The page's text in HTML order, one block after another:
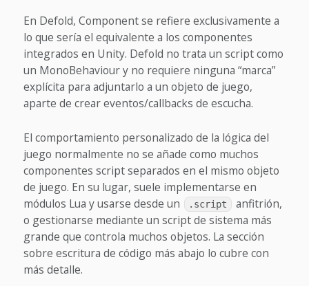
En Defold, Component se refiere exclusivamente a
lo que sería el equivalente a los componentes
integrados en Unity. Defold no trata un script como
un MonoBehaviour y no requiere ninguna “marca”
explícita para adjuntarlo a un objeto de juego,
aparte de crear eventos/callbacks de escucha.
El comportamiento personalizado de la lógica del
juego normalmente no se añade como muchos
componentes script separados en el mismo objeto
de juego. En su lugar, suele implementarse en
módulos Lua y usarse desde un
.script
anfitrión,
o gestionarse mediante un script de sistema más
grande que controla muchos objetos. La sección
sobre escritura de código más abajo lo cubre con
más detalle.